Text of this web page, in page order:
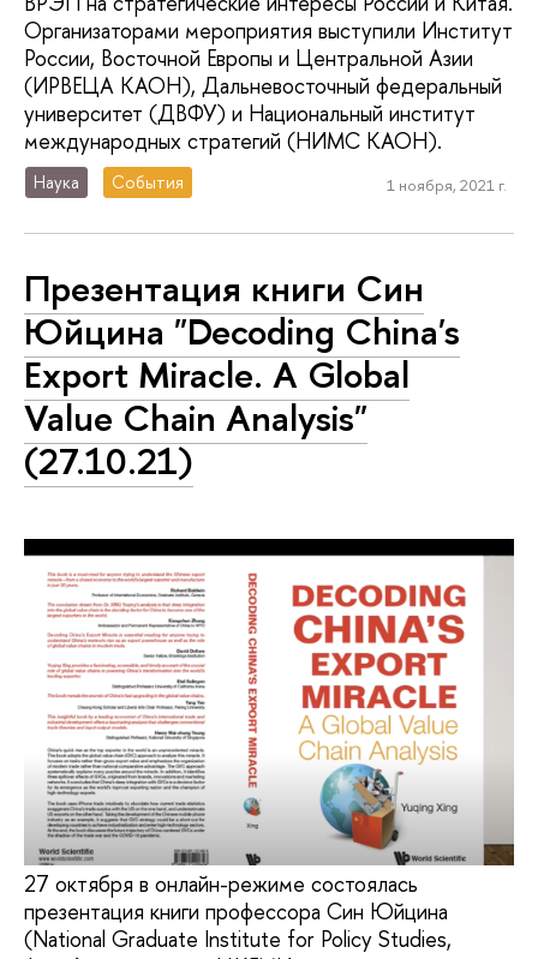
Организаторами мероприятия выступили Институт
России, Восточной Европы и Центральной Азии
(ИРВЕЦА КАОН), Дальневосточный федеральный
университет (ДВФУ) и Национальный институт
международных стратегий (НИМС КАОН).
Наука События 1 ноября, 2021 г.
Презентация книги Син
Юйцина "Decoding China's
Export Miracle. A Global
Value Chain Analysis"
(27.10.21)
27 октября в онлайн-режиме состоялась
презентация книги профессора Син Юйцина
(National Graduate Institute for Policy Studies,